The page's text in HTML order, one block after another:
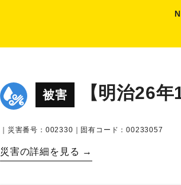
被害 【明治26
｜災害番号：002330｜固有コード：00233057
災害の詳細を見る →